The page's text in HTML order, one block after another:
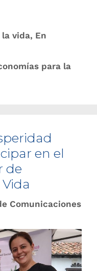
la vida, En
para la
en el
de
Comunicaciones